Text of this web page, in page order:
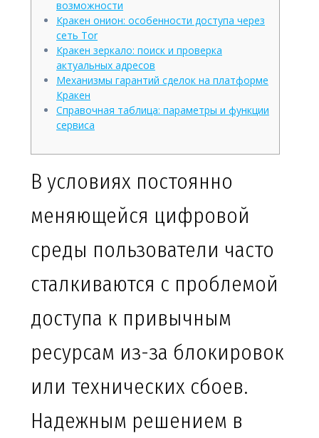
возможности
Кракен онион: особенности доступа через
сеть Tor
Кракен зеркало: поиск и проверка
актуальных адресов
Механизмы гарантий сделок на платформе
Кракен
Справочная таблица: параметры и функции
сервиса
В условиях постоянно
меняющейся цифровой
среды пользователи часто
сталкиваются с проблемой
доступа к привычным
ресурсам из-за блокировок
или технических сбоев.
Надежным решением в